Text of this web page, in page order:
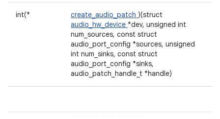
int(* create_audio_patch )(struct
audio_hw_device *dev, unsigned int
num_sources, const struct
audio_port_config *sources, unsigned
int num_sinks, const struct
audio_port_config *sinks,
audio_patch_handle_t *handle)